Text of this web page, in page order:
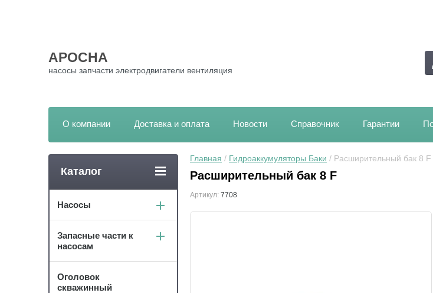
АРОСНА
насосы запчасти электродвигатели вентиляция
О компании Доставка и оплата Новости Справочник Гарантии
Главная / Гидроаккумуляторы Баки / Расширительный бак 8 F
Расширительный бак 8 F
Артикул: 7708
Каталог
Насосы
Запасные части к
насосам
Оголовок
скважинный